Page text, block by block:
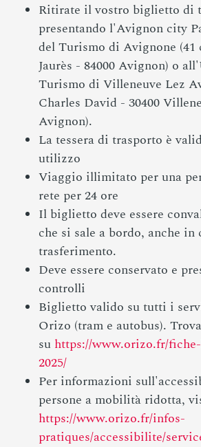
Ritirate il vostro biglietto di
presentando l'Avignon city
del Turismo di Avignone (41
Jaurès - 84000 Avignon) o
Turismo di Villeneuve Lez
Charles David - 30400
Avignon).
La tessera di trasporto è
utilizzo
Viaggio illimitato per una
rete per 24 ore
Il biglietto deve essere
che si sale a bordo, anche in
trasferimento.
Deve essere conservato e
controlli
Biglietto valido su tutti i
Orizo (tram e autobus).
su https://www.orizo.fr/
2025/
Per informazioni
persone a mobilità ridotta,
https://www.orizo.fr/infos-
pratiques/accessibilite/